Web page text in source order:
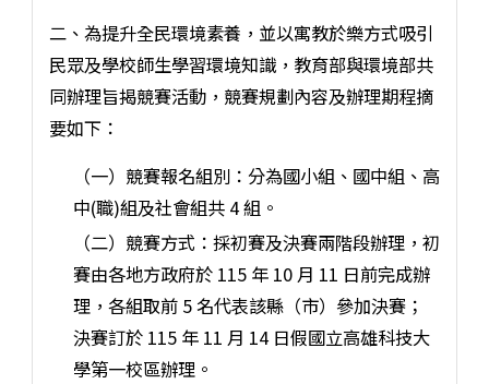
二、為提升全民環境素養，並以寓教於樂方式吸引
民眾及學校師生學習環境知識，教育部與環境部共
同辦理旨揭競賽活動，競賽規劃內容及辦理期程摘
要如下：
（一）競賽報名組別：分為國小組、國中組、高
中(職)組及社會組共 4 組。
（二）競賽方式：採初賽及決賽兩階段辦理，初
賽由各地方政府於 115 年 10 月 11 日前完成辦
理，各組取前 5 名代表該縣（市）參加決賽；
決賽訂於 115 年 11 月 14 日假國立高雄科技大
學第一校區辦理。